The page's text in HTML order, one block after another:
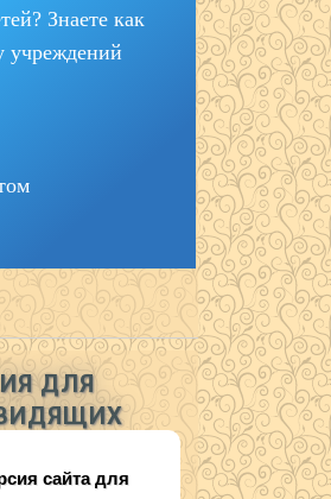
Знаете как
учреждений
ДЛЯ
сайта для